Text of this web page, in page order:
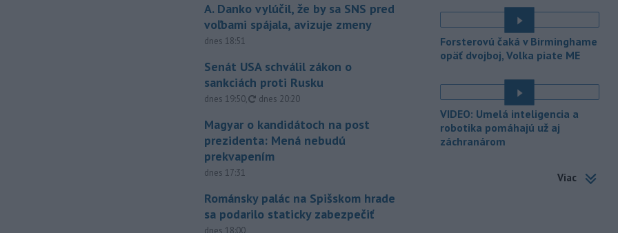
A. Danko vylúčil, že by sa SNS pred
voľbami spájala, avizuje zmeny
dnes 18:51
Senát USA schválil zákon o
sankciách proti Rusku
dnes 19:50, aktualizované
dnes 20:20
Magyar o kandidátoch na post
prezidenta: Mená nebudú
prekvapením
dnes 17:31
Románsky palác na Spišskom hrade
sa podarilo staticky zabezpečiť
dnes 18:00
pôsobnosti rezortu.
14:17 -
V bratislavskej rafinérii
Slovnaft horí uskladnený ropný
produkt.
TASR o tom informovala
rafinéria s tým, že obyvateľom nehrozí
13:50 - Jedným zo zdravotných rizík
na festivale môže byť vyššia
úroveň hluku. Je preto dobré držať sa
chrániče sluchu či dodržiavať
Forsterovú čaká v Birminghame
opäť dvojboj, Volka piate ME
VIDEO: Umelá inteligencia a
robotika pomáhajú už aj
záchranárom
Viac